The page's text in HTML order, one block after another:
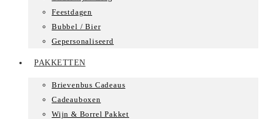
Feestdagen
Bubbel / Bier
Gepersonaliseerd
PAKKETTEN
Brievenbus Cadeaus
Cadeauboxen
Wijn & Borrel Pakket